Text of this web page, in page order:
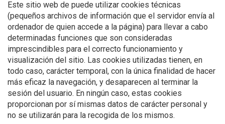
Este sitio web de puede utilizar cookies técnicas
(pequeños archivos de información que el servidor envía al
ordenador de quien accede a la página) para llevar a cabo
determinadas funciones que son consideradas
imprescindibles para el correcto funcionamiento y
visualización del sitio. Las cookies utilizadas tienen, en
todo caso, carácter temporal, con la única finalidad de hacer
más eficaz la navegación, y desaparecen al terminar la
sesión del usuario. En ningún caso, estas cookies
proporcionan por sí mismas datos de carácter personal y
no se utilizarán para la recogida de los mismos.